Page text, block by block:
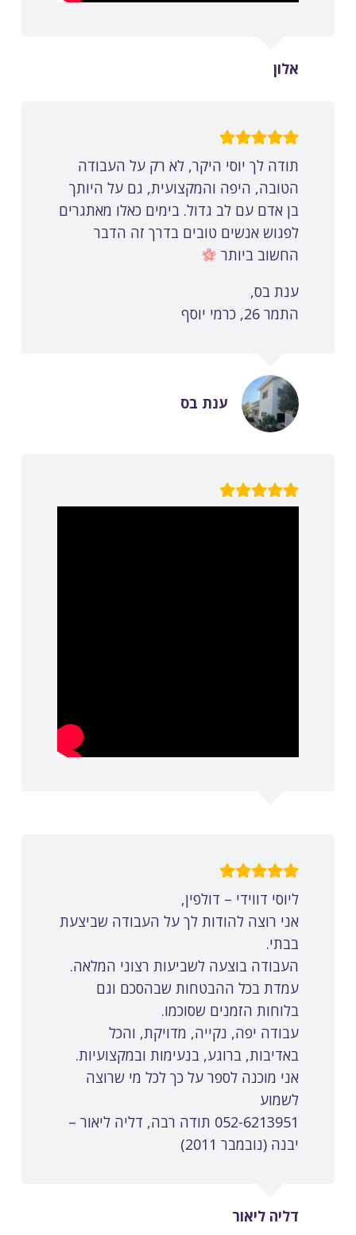
אלון
תודה לך יוסי היקר, לא רק על העבודה
הטובה, היפה והמקצועית, גם על היותך
בן אדם עם לב גדול. בימים כאלו מאתגרים
לפגוש אנשים טובים בדרך זה הדבר
החשוב ביותר
ענת בס,
התמר 26, כרמי יוסף
ענת בס
ליוסי דווידי – דולפין,
אני רוצה להודות לך על העבודה שביצעת
בבתי.
העבודה בוצעה לשביעות רצוני המלאה.
עמדת בכל ההבטחות שבהסכם וגם
בלוחות הזמנים שסוכמו.
עבודה יפה, נקייה, מדויקת, והכל
באדיבות, ברוגע, בנעימות ובמקצועיות.
אני מוכנה לספר על כך לכל מי שרוצה
לשמוע
052-6213951 תודה רבה, דליה ליאור –
יבנה (נובמבר 2011)
דליה ליאור